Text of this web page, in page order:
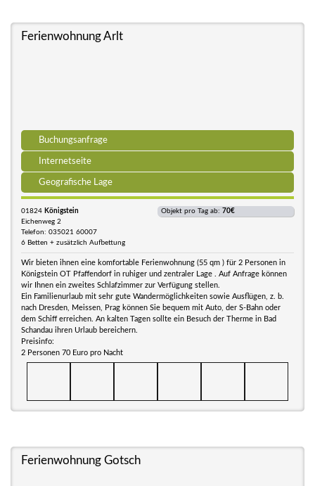
Ferienwohnung Arlt
Buchungsanfrage
Internetseite
Geografische Lage
01824 Königstein
Eichenweg 2
Telefon: 035021 60007
6 Betten + zusätzlich Aufbettung
Objekt pro Tag ab: 70€
Wir bieten ihnen eine komfortable Ferienwohnung (55 qm ) für 2 Personen in
Königstein OT Pfaffendorf in ruhiger und zentraler Lage . Auf Anfrage können
wir Ihnen ein zweites Schlafzimmer zur Verfügung stellen.
Ein Familienurlaub mit sehr gute Wandermöglichkeiten sowie Ausflügen, z. b.
nach Dresden, Meissen, Prag können Sie bequem mit Auto, der S-Bahn oder
dem Schiff erreichen. An kalten Tagen sollte ein Besuch der Therme in Bad
Schandau ihren Urlaub bereichern.
Preisinfo:
2 Personen 70 Euro pro Nacht
Ferienwohnung Gotsch